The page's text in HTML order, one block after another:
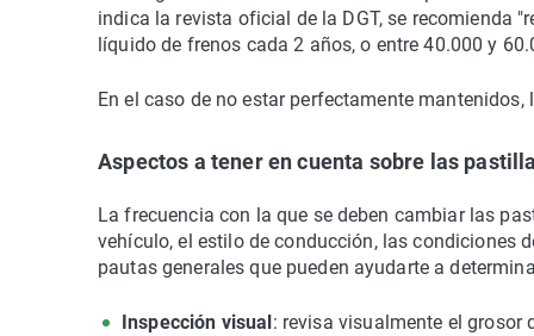
indica la revista oficial de la DGT, se recomienda
líquido de frenos cada 2 años, o entre 40.000 y
En el caso de no estar perfectamente
Aspectos a tener en cuenta sobre las
La frecuencia con la que se deben cambiar las
vehículo, el estilo de conducción, las condiciones
pautas generales que pueden ayudarte a
Inspección visual : revisa visualmente el grosor